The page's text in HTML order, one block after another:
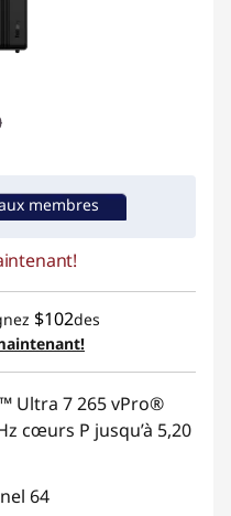
-$649.44
order
membres
$102des
Ultra 7 265 vPro®
cœurs P jusqu’à 5,20
64